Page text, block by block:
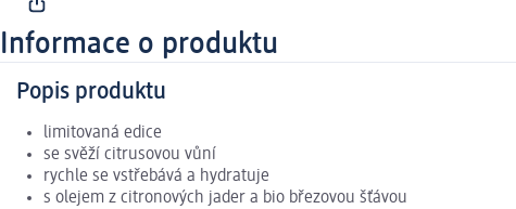
Informace o produktu
Popis produktu
limitovaná edice
se svěží citrusovou vůní
rychle se vstřebává a hydratuje
s olejem z citronových jader a bio březovou šťávou